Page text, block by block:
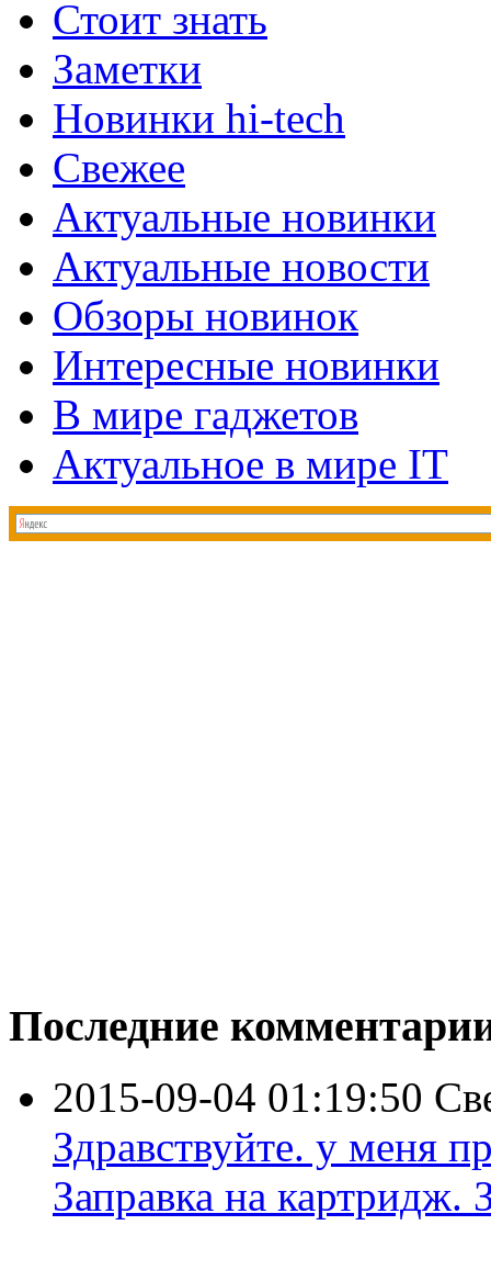
Стоит знать
Заметки
Новинки hi-tech
Свежее
Актуальные новинки
Актуальные новости
Обзоры новинок
Интересные новинки
В мире гаджетов
Актуальное в мире IT
Последние
2015-09-04 01:19:50
Здравствуйте. у меня
Заправка на картридж.